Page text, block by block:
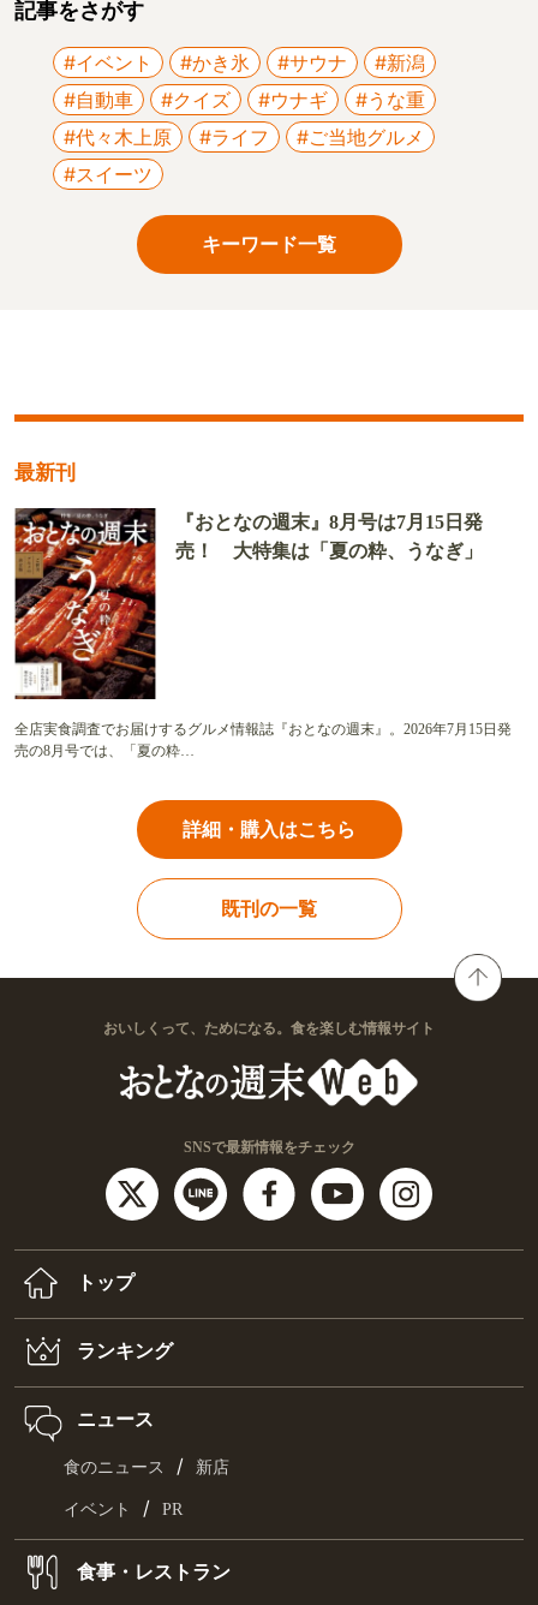
記事をさがす
#イベント #かき氷 #サウナ
#新潟
#自動車
#クイズ #ウナギ
#うな重
#代々木上原
#ライフ
#ご当地グルメ
#スイーツ
キーワード一覧
最新刊
『おとなの週末』8月号は7月15日発
売！ 大特集は「夏の粋、うなぎ」
全店実食調査でお届けするグルメ情報誌『おとなの週末』。2026年7月15日発
売の8月号では、「夏の粋…
詳細・購入はこちら
既刊の一覧
おいしくって、ためになる。食を楽しむ情報サイト
SNSで最新情報をチェック
トップ
ランキング
ニュース
食のニュース / 新店
イベント / PR
食事・レストラン